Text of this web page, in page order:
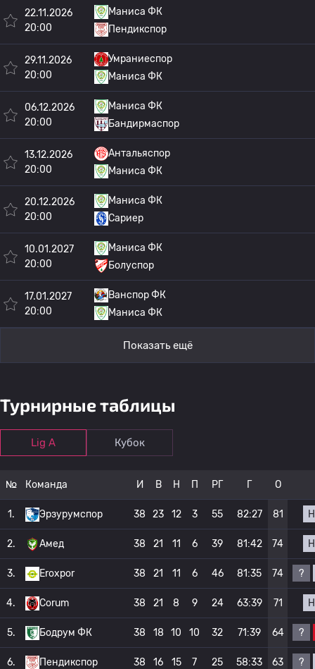
22.11.2026
20:00
Маниса ФК
Пендикспор
29.11.2026
20:00
Умраниеспор
Маниса ФК
06.12.2026
20:00
Маниса ФК
Бандирмаспор
13.12.2026
20:00
Антальяспор
Маниса ФК
20.12.2026
20:00
Маниса ФК
Сариер
10.01.2027
20:00
Маниса ФК
Болуспор
17.01.2027
20:00
Ванспор ФК
Маниса ФК
Показать ещё
Турнирные таблицы
Lig A Кубок
№ Команда И В Н П РГ Г О
1. Эрзурумспор 38 23 12 3 55 82:27 81 Н
2. Амед 38 21 11 6 39 81:42 74 Н
3. Eroxpor 38 21 11 6 46 81:35 74 ?
4. Corum 38 21 8 9 24 63:39 71 Н
5. Бодрум ФК 38 18 10 10 32 71:39 64 ?
6. Пендикспор 38 16 15 7 25 58:33 63 ?